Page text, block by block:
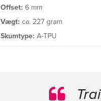
Offset: 6 mm
Vægt: ca. 227 gram
Skumtype: A-TPU